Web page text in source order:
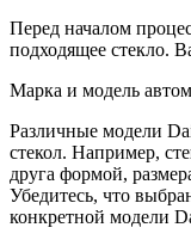
Перед началом
подходящее стекло.
Марка и модель
Различные модели
стекол. Например,
друга формой,
Убедитесь, что
конкретной модели